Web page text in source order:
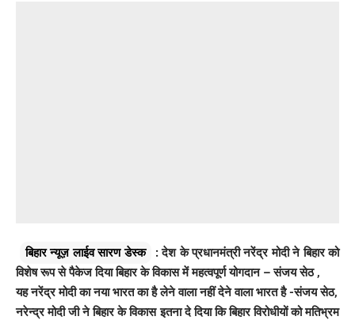
बिहार न्यूज़ लाईव सारण डेस्क
: देश के प्रधानमंत्री नरेंद्र मोदी ने बिहार को
विशेष रूप से पैकेज दिया बिहार के विकास में महत्वपूर्ण योगदान – संजय सेठ ,
यह नरेंद्र मोदी का नया भारत का है लेने वाला नहीं देने वाला भारत है -संजय सेठ,
नरेन्द्र मोदी जी ने बिहार के विकास इतना दे दिया कि बिहार विरोधीयों को मतिभ्रम